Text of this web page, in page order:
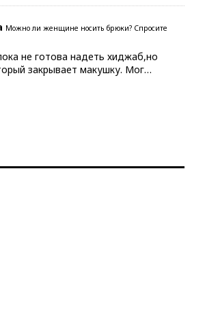
Можно ли женщине носить брюки? Спросите
не готова надеть хиджаб,но
закрывает макушку. Мог…